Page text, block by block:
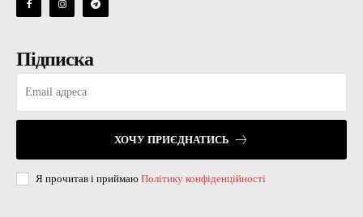
Підписка
ХОЧУ ПРИЄДНАТИСЬ
Я прочитав і приймаю Політику конфіденційності